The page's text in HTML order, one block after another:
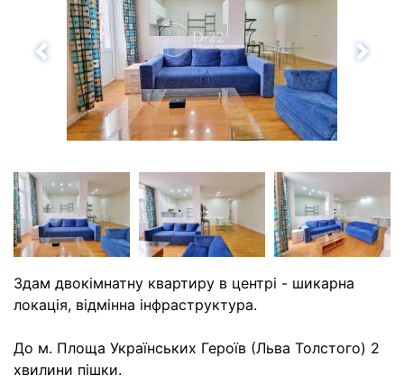
Назад
Здам двокімнатну квартиру в центрі - шикарна
локація, відмінна інфраструктура.
До м. Площа Українських Героїв (Льва Толстого) 2
хвилини пішки.